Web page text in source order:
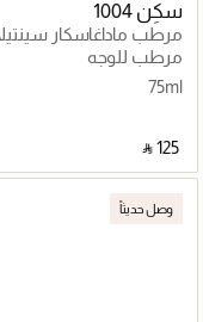
سكِن 1004
مرطب ماداغاسكار
مرطب للوجه
75ml
‎ ⃁ ⁦125⁩ ‎
وصل حديثاً